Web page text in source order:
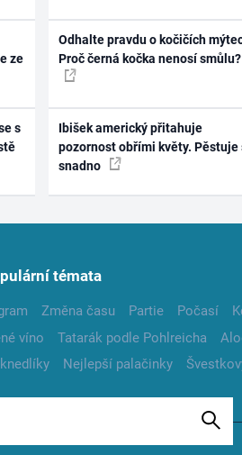
ze
s
Odhalte pravdu o kočičích
Proč černá kočka nenosí smůlu?
Ibišek americký přitahuje
pozornost obřími květy. Pěstuje
snadno
témata
Změna času Partie Počasí
víno Tatarák podle Pohlreicha
Nejlepší palačinky